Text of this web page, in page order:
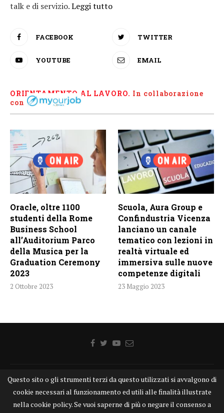
talk e di servizio.Leggi tutto
FACEBOOK TWITTER
YOUTUBE EMAIL
ORIENTAMENTO AL LAVORO. In collaborazione
con
Oracle, oltre 1100
studenti della Rome
Business School
all’Auditorium Parco
della Musica per la
Graduation Ceremony
2023
2 Ottobre 2023
Scuola, Aura Group e
Confindustria Vicenza
lanciano un canale
tematico con lezioni in
realtà virtuale ed
immersiva sulle nuove
competenze digitali
23 Maggio 2023
Home Chi siamo Disclaimer Cookie Contatti
Privacy Policy KONGTV
KONGnews ©KONG Comunicazione s.r.l. - P.IVA: 15049871005
Questo sito o gli strumenti terzi da questo utilizzati si avvalgono di
cookie necessari al funzionamento ed utili alle finalità illustrate
nella cookie policy. Se vuoi saperne di più o negare il consenso a